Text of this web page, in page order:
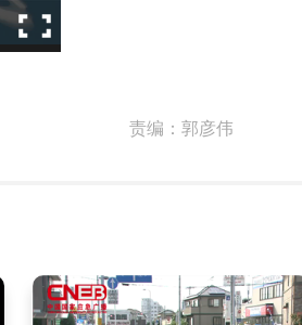
责编： 郭彦伟